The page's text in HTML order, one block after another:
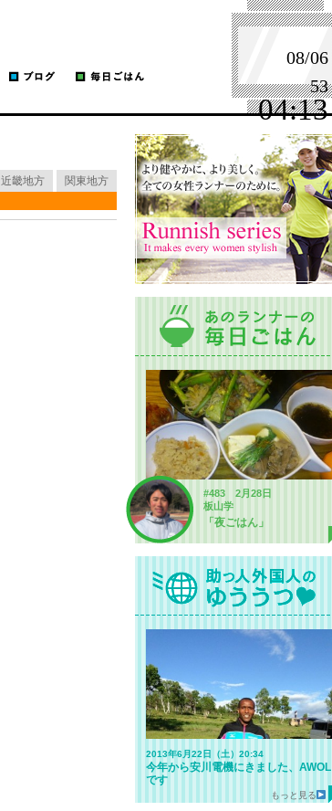
08/06
53
04:13
#483 2月28日
板山学
「夜ごはん」
2013年6月22日（土）20:34
今年から安川電機にきました、AWOL
です
もっと見る
近畿地方 関東地方